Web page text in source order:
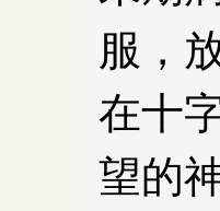
服，
在十
望的